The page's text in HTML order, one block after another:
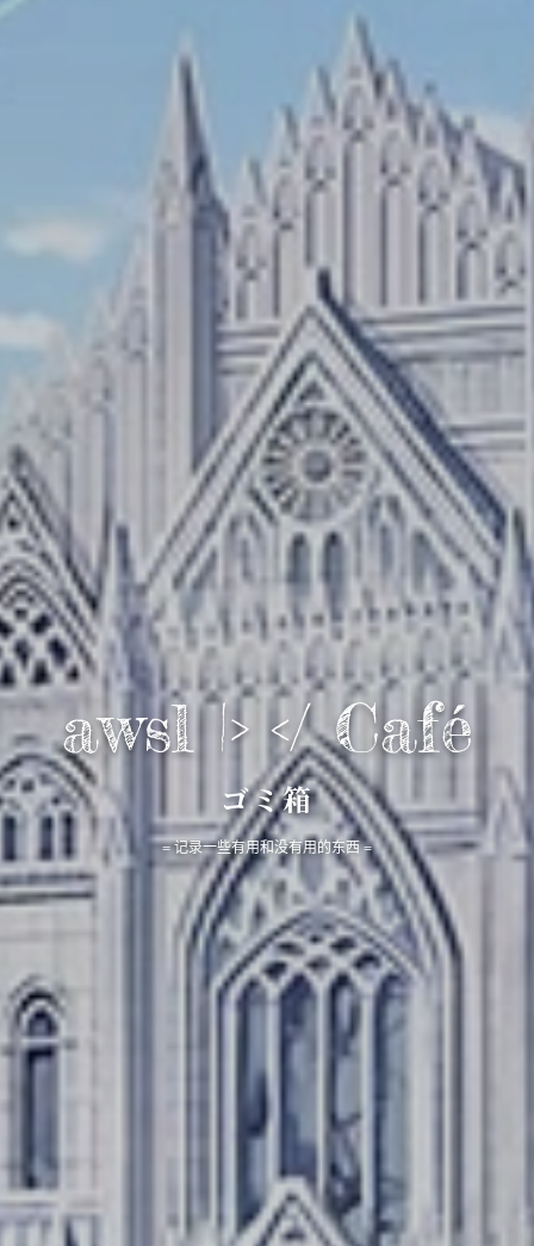
awsl |> </ Café
ゴミ箱
= 记录一些有用和没有用的东西 =